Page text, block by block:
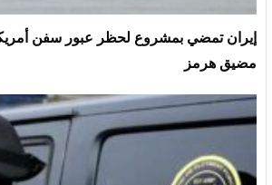
إيران تمضي بمشروع لحظر عبور سفن
مضيق هرمز